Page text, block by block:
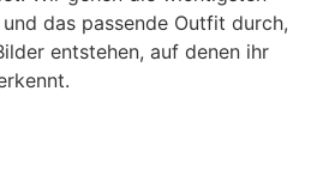
das passende Outfit durch,
entstehen, auf denen ihr